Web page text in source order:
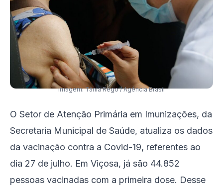
Imagem: Tânia Rêgo / Agência Brasil
O Setor de Atenção Primária em Imunizações, da
Secretaria Municipal de Saúde, atualiza os dados
da vacinação contra a Covid-19, referentes ao
dia 27 de julho. Em Viçosa, já são 44.852
pessoas vacinadas com a primeira dose. Desse